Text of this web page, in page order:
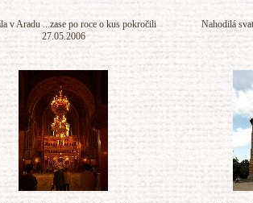
v Aradu ...zase po roce o kus pokročili
27.05.2006
Nahodilá